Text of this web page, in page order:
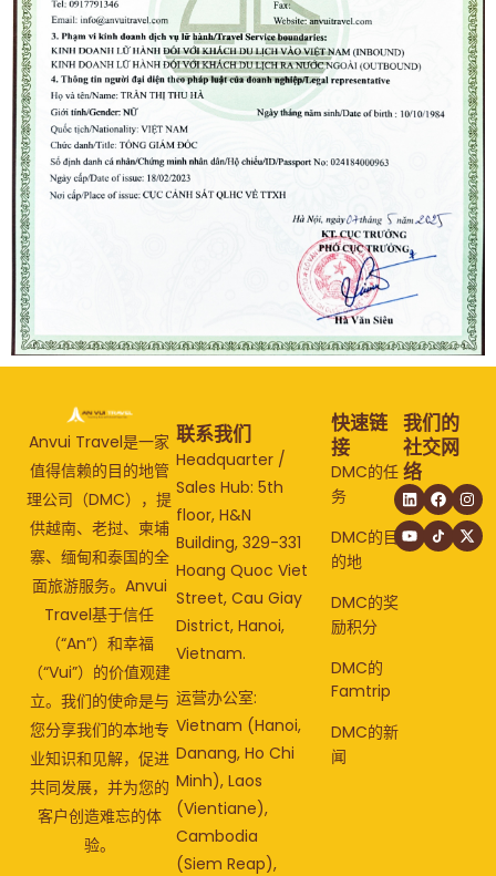
Anvui Travel是一家
值得信赖的目的地管
理公司（DMC），提
供越南、老挝、柬埔
寨、缅甸和泰国的全
面旅游服务。Anvui
Travel基于信任
（“An”）和幸福
（“Vui”）的价值观建
立。我们的使命是与
您分享我们的本地专
业知识和见解，促进
共同发展，并为您的
客户创造难忘的体
验。
联系我们
Headquarter /
Sales Hub: 5th
floor, H&N
Building, 329-331
Hoang Quoc Viet
Street, Cau Giay
District, Hanoi,
Vietnam.
运营办公室:
Vietnam (Hanoi,
Danang, Ho Chi
Minh), Laos
(Vientiane),
Cambodia
(Siem Reap),
快速链
接
DMC的任
务
DMC的目
的地
DMC的奖
励积分
DMC的
Famtrip
DMC的新
闻
我们的
社交网
络